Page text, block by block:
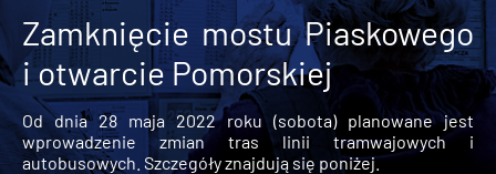
Zamknięcie mostu Piaskowego
i otwarcie Pomorskiej
Od dnia 28 maja 2022 roku (sobota) planowane jest
wprowadzenie zmian tras linii tramwajowych i
autobusowych. Szczegóły znajdują się poniżej.